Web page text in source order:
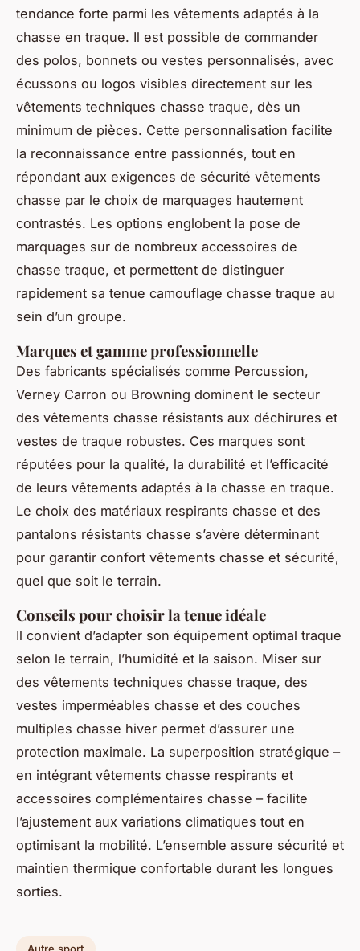
tendance forte parmi les vêtements adaptés à la
chasse en traque. Il est possible de commander
des polos, bonnets ou vestes personnalisés, avec
écussons ou logos visibles directement sur les
vêtements techniques chasse traque, dès un
minimum de pièces. Cette personnalisation facilite
la reconnaissance entre passionnés, tout en
répondant aux exigences de sécurité vêtements
chasse par le choix de marquages hautement
contrastés. Les options englobent la pose de
marquages sur de nombreux accessoires de
chasse traque, et permettent de distinguer
rapidement sa tenue camouflage chasse traque au
sein d’un groupe.
Marques et gamme professionnelle
Des fabricants spécialisés comme Percussion,
Verney Carron ou Browning dominent le secteur
des vêtements chasse résistants aux déchirures et
vestes de traque robustes. Ces marques sont
réputées pour la qualité, la durabilité et l’efficacité
de leurs vêtements adaptés à la chasse en traque.
Le choix des matériaux respirants chasse et des
pantalons résistants chasse s’avère déterminant
pour garantir confort vêtements chasse et sécurité,
quel que soit le terrain.
Conseils pour choisir la tenue idéale
Il convient d’adapter son équipement optimal traque
selon le terrain, l’humidité et la saison. Miser sur
des vêtements techniques chasse traque, des
vestes imperméables chasse et des couches
multiples chasse hiver permet d’assurer une
protection maximale. La superposition stratégique –
en intégrant vêtements chasse respirants et
accessoires complémentaires chasse – facilite
l’ajustement aux variations climatiques tout en
optimisant la mobilité. L’ensemble assure sécurité et
maintien thermique confortable durant les longues
sorties.